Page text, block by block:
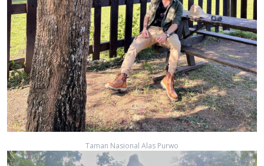
Taman Nasional Alas Purwo